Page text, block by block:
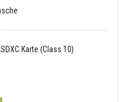
Karte (Class 10)